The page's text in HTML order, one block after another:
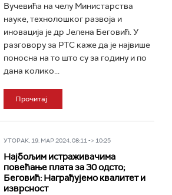
Вучевића на челу Министарства
науке, технолошког развоја и
иновација је др Јелена Беговић. У
разговору за РТС каже да је највише
поносна на то што су за годину и по
дана колико...
Прочитај
УТОРАК, 19. МАР 2024, 08:11 -> 10:25
Најбољим истраживачима
повећање плата за 30 одсто;
Беговић: Награђујемо квалитет и
изврсност